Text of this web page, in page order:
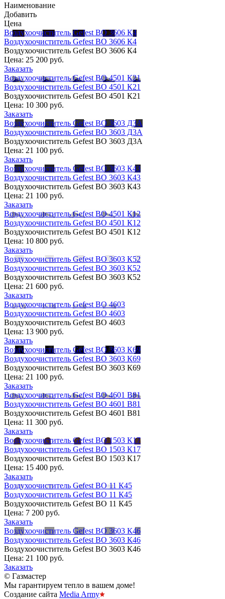
Наименование
Добавить
Цена
Воздухоочиститель Gefest ВО 3606 К4
Воздухоочиститель Gefest ВО 3606 К4
Воздухоочиститель Gefest ВО 3606 К4
Цена: 25 200 руб.
Заказать
Воздухоочиститель Gefest ВО 4501 К21
Воздухоочиститель Gefest ВО 4501 К21
Воздухоочиститель Gefest ВО 4501 К21
Цена: 10 300 руб.
Заказать
Воздухоочиститель Gefest ВО 3603 Д3А
Воздухоочиститель Gefest ВО 3603 Д3А
Воздухоочиститель Gefest ВО 3603 Д3А
Цена: 21 100 руб.
Заказать
Воздухоочиститель Gefest ВО 3603 К43
Воздухоочиститель Gefest ВО 3603 К43
Воздухоочиститель Gefest ВО 3603 К43
Цена: 21 100 руб.
Заказать
Воздухоочиститель Gefest ВО 4501 К12
Воздухоочиститель Gefest ВО 4501 К12
Воздухоочиститель Gefest ВО 4501 К12
Цена: 10 800 руб.
Заказать
Воздухоочиститель Gefest ВО 3603 К52
Воздухоочиститель Gefest ВО 3603 К52
Воздухоочиститель Gefest ВО 3603 К52
Цена: 21 600 руб.
Заказать
Воздухоочиститель Gefest ВО 4603
Воздухоочиститель Gefest ВО 4603
Воздухоочиститель Gefest ВО 4603
Цена: 13 900 руб.
Заказать
Воздухоочиститель Gefest ВО 3603 К69
Воздухоочиститель Gefest ВО 3603 К69
Воздухоочиститель Gefest ВО 3603 К69
Цена: 21 100 руб.
Заказать
Воздухоочиститель Gefest ВО 4601 В81
Воздухоочиститель Gefest ВО 4601 В81
Воздухоочиститель Gefest ВО 4601 В81
Цена: 11 300 руб.
Заказать
Воздухоочиститель Gefest ВО 1503 К17
Воздухоочиститель Gefest ВО 1503 К17
Воздухоочиститель Gefest ВО 1503 К17
Цена: 15 400 руб.
Заказать
Воздухоочиститель Gefest ВО 11 К45
Воздухоочиститель Gefest ВО 11 К45
Воздухоочиститель Gefest ВО 11 К45
Цена: 7 200 руб.
Заказать
Воздухоочиститель Gefest ВО 3603 К46
Воздухоочиститель Gefest ВО 3603 К46
Воздухоочиститель Gefest ВО 3603 К46
Цена: 21 100 руб.
Заказать
© Газмастер
Мы гарантируем тепло в вашем доме!
Создание сайта Media Army